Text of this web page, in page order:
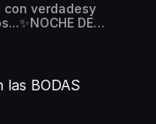
con verdadesy
DE
Hosted on
information.
BODAS